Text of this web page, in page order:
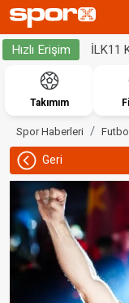
Hızlı Erişim İLK11
Takımım
Spor Haberleri Futbol
Geri